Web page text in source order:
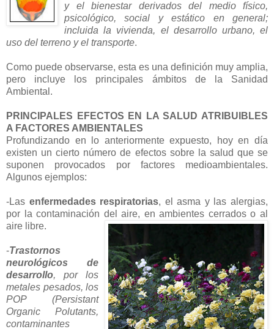
y el bienestar derivados del medio físico,
psicológico, social y estático en general;
incluida la vivienda, el desarrollo urbano, el
uso del terreno y el transporte.
Como puede observarse, esta es una definición muy amplia,
pero incluye los principales ámbitos de la Sanidad
Ambiental.
PRINCIPALES EFECTOS EN LA SALUD ATRIBUIBLES
A FACTORES AMBIENTALES
Profundizando en lo anteriormente expuesto, hoy en día
existen un cierto número de efectos sobre la salud que se
suponen provocados por factores medioambientales.
Algunos ejemplos:
-Las enfermedades respiratorias, el asma y las alergias,
por la contaminación del aire, en ambientes cerrados o al
aire libre.
-Trastornos
neurológicos de
desarrollo, por los
metales pesados, los
POP (Persistant
Organic Polutants,
contaminantes